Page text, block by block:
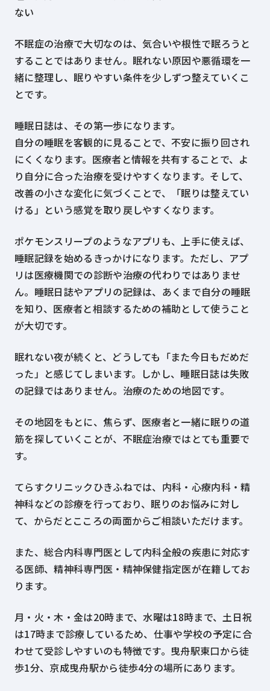
ない
不眠症の治療で大切なのは、気合いや根性で眠ろうと
することではありません。眠れない原因や悪循環を一
緒に整理し、眠りやすい条件を少しずつ整えていくこ
とです。
睡眠日誌は、その第一歩になります。
自分の睡眠を客観的に見ることで、不安に振り回され
にくくなります。医療者と情報を共有することで、よ
り自分に合った治療を受けやすくなります。そして、
改善の小さな変化に気づくことで、「眠りは整えてい
ける」という感覚を取り戻しやすくなります。
ポケモンスリープのようなアプリも、上手に使えば、
睡眠記録を始めるきっかけになります。ただし、アプ
リは医療機関での診断や治療の代わりではありませ
ん。睡眠日誌やアプリの記録は、あくまで自分の睡眠
を知り、医療者と相談するための補助として使うこと
が大切です。
眠れない夜が続くと、どうしても「また今日もだめだ
った」と感じてしまいます。しかし、睡眠日誌は失敗
の記録ではありません。治療のための地図です。
その地図をもとに、焦らず、医療者と一緒に眠りの道
筋を探していくことが、不眠症治療ではとても重要で
す。
てらすクリニックひきふねでは、内科・心療内科・精
神科などの診療を行っており、眠りのお悩みに対し
て、からだとこころの両面からご相談いただけます。
また、総合内科専門医として内科全般の疾患に対応す
る医師、精神科専門医・精神保健指定医が在籍してお
ります。
月・火・木・金は20時まで、水曜は18時まで、土日祝
は17時まで診療しているため、仕事や学校の予定に合
わせて受診しやすいのも特徴です。曳舟駅東口から徒
歩1分、京成曳舟駅から徒歩4分の場所にあります。